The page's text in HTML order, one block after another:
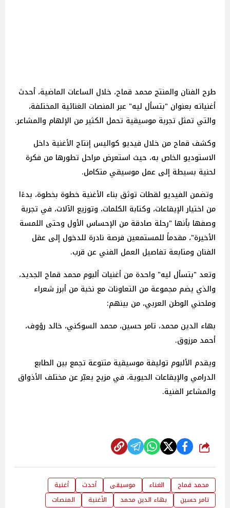
طرح الفنان والمنتج محمد قماح، خلال الساعات الماضية، أحدث
أغنياته بعنوان "بتسأل ليه" عبر المنصات الغنائية المختلفة،
والتي تمثل تجربة موسيقية تحمل الكثير من الإلهام والمشاعر.
وكشف قماح من خلال فيديو كواليس إنتاج الأغنية داخل
الاستوديو الخاص به، حيث استعرض مراحل تطورها من فكرة
لحنية بسيطة إلى عمل موسيقي متكامل.
وتضمن الفيديو لقطات توثق بناء الأغنية خطوة بخطوة، بدءًا
من اختيار الإيقاعات، وكتابة الكلمات، وتوزيع الآلات، في تجربة
وصفها بأنها "رحلة صادقة من الإحساس الأول وحتى اللمسة
الأخيرة"، مقدماً للمستمعين فرصة نادرة للدخول إلى عقل
الفنان ومتابعة تفاصيل العمل الفني عن قرب.
وتعد "بتسأل ليه" واحدة من أغنيات ألبوم محمد قماح الجديد،
والذي يضم مجموعة من التعاونات مع نخبة من أبرز شعراء
وملحني الوطن العربي، من بينهم:
بهاء الدين محمد، تامر حسين، محمد السوكني، خالد رؤوف،
أحمد مرزوق.
ويقدم الألبوم توليفة موسيقية متنوعة تجمع بين الطابع
الدرامي والإيقاعات الحيوية، في مزيج يعبّر عن مختلف الأذواق
والمشاعر الفنية.
شارك
محمد قماح الغناء موسيقى أحدث
أغنية
تامر حسين
بهاء الدين محمد الأغنية المنصات